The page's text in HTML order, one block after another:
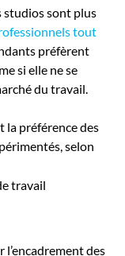
studios sont plus
tout
préfèrent
si elle ne se
du travail.
la préférence des
selon
travail
des